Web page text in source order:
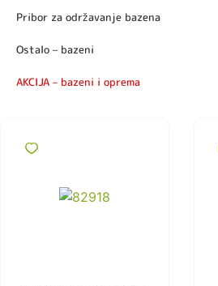
Pribor za održavanje bazena
Ostalo – bazeni
AKCIJA – bazeni i oprema